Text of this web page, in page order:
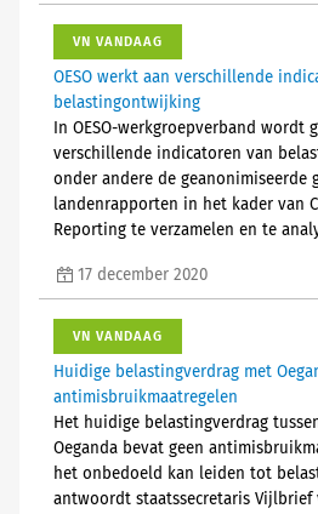
VN VANDAAG
OESO werkt aan verschillende
belastingontwijking
In OESO-werkgroepverband wordt
verschillende indicatoren van
onder andere de geanonimiseerde
landenrapporten in het kader van
Reporting te verzamelen en te
17 december 2020
VN VANDAAG
Huidige belastingverdrag met
antimisbruikmaatregelen
Het huidige belastingverdrag
Oeganda bevat geen
het onbedoeld kan leiden tot
antwoordt staatssecretaris Vijlbrief